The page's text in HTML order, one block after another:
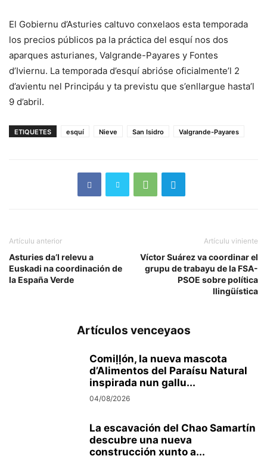
El Gobiernu d’Asturies caltuvo conxelaos esta temporada
los precios públicos pa la práctica del esquí nos dos
aparques asturianes, Valgrande-Payares y Fontes
d’Iviernu. La temporada d’esquí abrióse oficialmente’l 2
d’avientu nel Principáu y ta previstu que s’enllargue hasta’l
9 d’abril.
ETIQUETES esquí Nieve San Isidro Valgrande-Payares
Artículu anterior
Asturies da’l relevu a
Euskadi na coordinación de
la España Verde
Artículu viniente
Víctor Suárez va coordinar el
grupu de trabayu de la FSA-
PSOE sobre política
llingüística
Artículos venceyaos
Comiḷḷón, la nueva mascota
d’Alimentos del Paraísu Natural
inspirada nun gallu...
04/08/2026
La escavación del Chao Samartín
descubre una nueva
construcción xunto a...